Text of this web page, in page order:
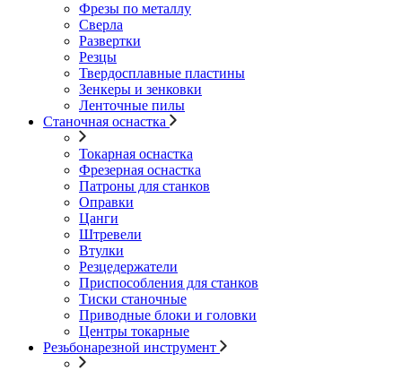
Фрезы по металлу
Сверла
Развертки
Резцы
Твердосплавные пластины
Зенкеры и зенковки
Ленточные пилы
Станочная оснастка
Токарная оснастка
Фрезерная оснастка
Патроны для станков
Оправки
Цанги
Штревели
Втулки
Резцедержатели
Приспособления для станков
Тиски станочные
Приводные блоки и головки
Центры токарные
Резьбонарезной инструмент